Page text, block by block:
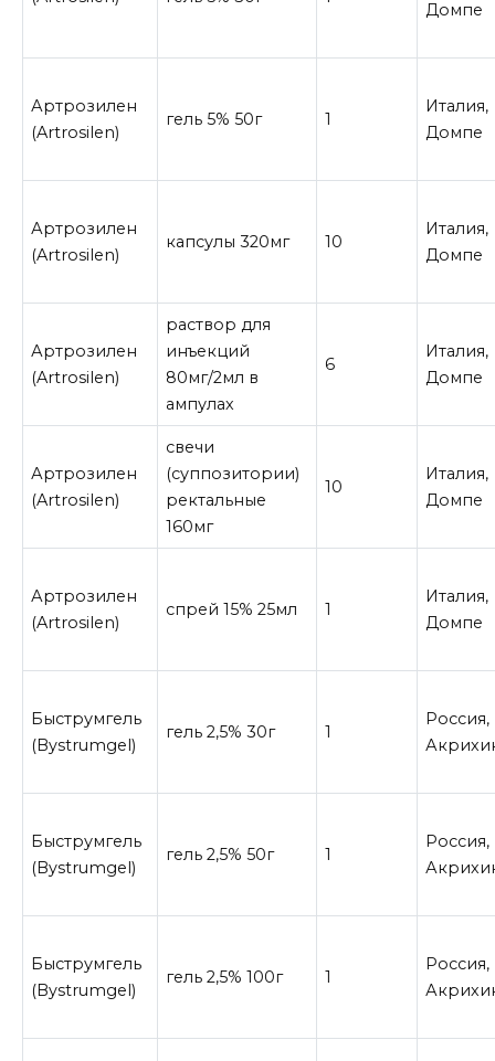
Домпе
Артрозилен
(Artrosilen)
гель 5% 50г 1
Италия,
Домпе
Артрозилен
(Artrosilen)
капсулы 320мг 10
Италия,
Домпе
Артрозилен
(Artrosilen)
раствор для
инъекций
80мг/2мл в
ампулах
6
Италия,
Домпе
Артрозилен
(Artrosilen)
свечи
(суппозитории)
ректальные
160мг
10
Италия,
Домпе
Артрозилен
(Artrosilen)
спрей 15% 25мл 1
Италия,
Домпе
Быструмгель
(Bystrumgel)
гель 2,5% 30г 1
Россия,
Быструмгель
(Bystrumgel)
гель 2,5% 50г 1
Россия,
Быструмгель
(Bystrumgel)
гель 2,5% 100г 1
Россия,